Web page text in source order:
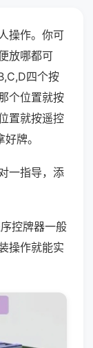
操作。你可
放哪都可
四个按
个位置就按
置就按遥控
牌。
一指导，添
控牌器一般
操作就能实